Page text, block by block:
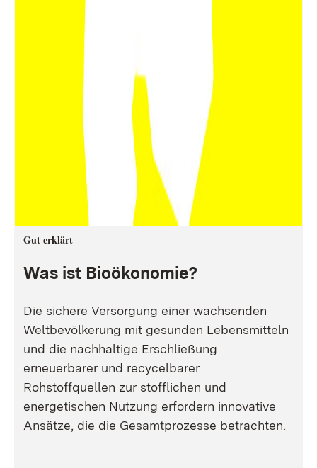
Gut erklärt
Was ist Bioökonomie?
Die sichere Versorgung einer wachsenden
Weltbevölkerung mit gesunden Lebensmitteln
und die nachhaltige Erschließung
erneuerbarer und recycelbarer
Rohstoffquellen zur stofflichen und
energetischen Nutzung erfordern innovative
Ansätze, die die Gesamtprozesse betrachten.